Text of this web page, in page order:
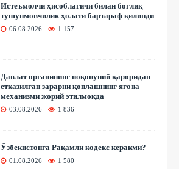
Истеъмолчи ҳисоблагичи билан боғлиқ
тушунмовчилик ҳолати бартараф қилинди
06.08.2026 1 157
Давлат органининг ноқонуний қароридан
етказилган зарарни қоплашнинг ягона
механизми жорий этилмоқда
03.08.2026 1 836
Ўзбекистонга Рақамли кодекс керакми?
01.08.2026 1 580